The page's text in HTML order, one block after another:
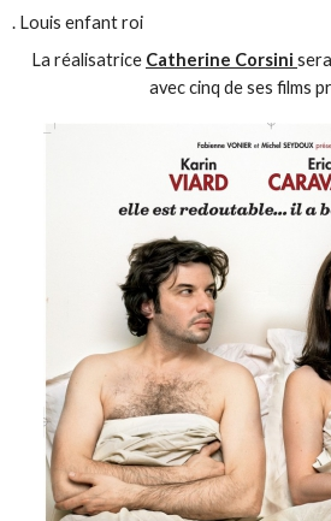
. Louis enfant roi
La réalisatrice Catherine Corsini
avec cinq de ses films